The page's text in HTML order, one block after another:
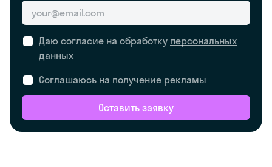
Даю согласие на обработку персональных
данных
Соглашаюсь на получение рекламы
Оставить заявку